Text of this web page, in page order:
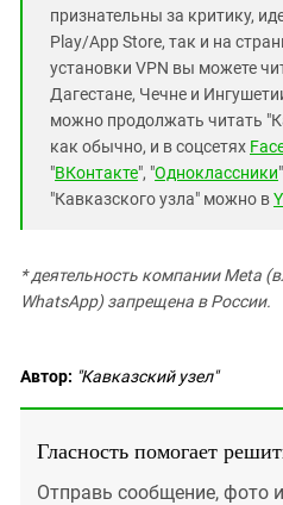
признательны за критику,
Play/App Store, так и на
установки VPN вы можете
Дагестане, Чечне и
можно продолжать читать
как обычно, и в соцсетях
"ВКонтакте", "Одноклассники
"Кавказского узла" можно в
* деятельность компании Meta
WhatsApp) запрещена в России.
Автор: "Кавказский узел"
Гласность помогает
Отправь сообщение, фото